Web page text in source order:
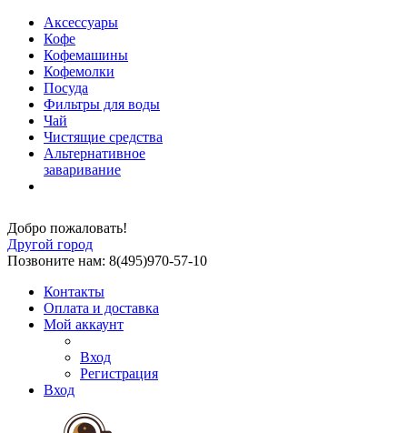
Аксессуары
Кофе
Кофемашины
Кофемолки
Посуда
Фильтры для воды
Чай
Чистящие средства
Альтернативное
заваривание
Добро пожаловать!
Другой город
Позвоните нам: 8(495)970-57-10
Контакты
Оплата и доставка
Мой аккаунт
Вход
Регистрация
Вход